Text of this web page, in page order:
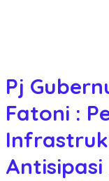
Pj
Fatoni :